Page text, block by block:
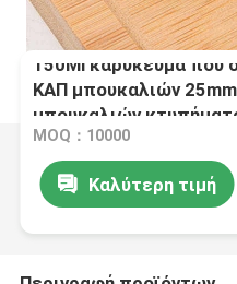
150Ml καρύκευμα που
ΚΑΠ μπουκαλιών
μπουκαλιών
MOQ：10000
Καλύτερη τιμή